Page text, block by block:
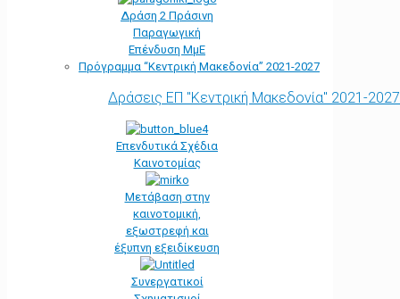
Δράση 2 Πράσινη
Παραγωγική
Επένδυση ΜμΕ
Πρόγραμμα “Κεντρική Μακεδονία” 2021-2027
Δράσεις ΕΠ "Κεντρική Μακεδονία" 2021-2027
Επενδυτικά Σχέδια
Καινοτομίας
Μετάβαση στην
καινοτομική,
εξωστρεφή και
έξυπνη εξειδίκευση
Συνεργατικοί